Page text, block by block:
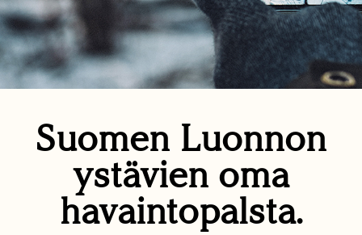
Suomen Luonnon
ystävien oma
havaintopalsta.